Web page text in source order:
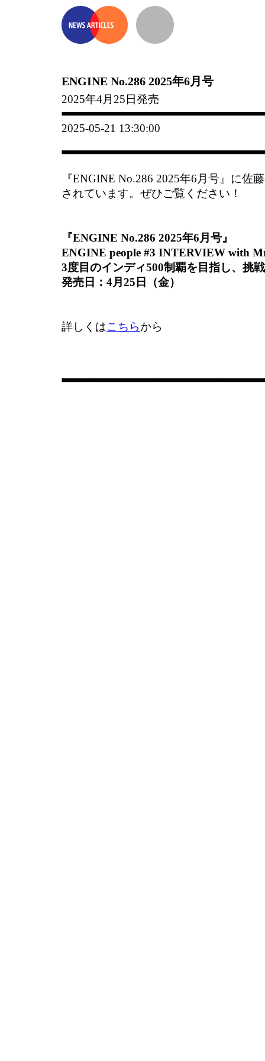
ENGINE No.286 2025年6月号
2025年4月25日発売
2025-05-21 13:30:00
『ENGINE No.286 2025年6月号』に佐
されています。ぜひご覧ください！
『ENGINE No.286 2025年6月号』
ENGINE people #3 INTERVIEW with
3度目のインディ500制覇を目指し、挑
発売日：4月25日（金）
詳しくはこちらから